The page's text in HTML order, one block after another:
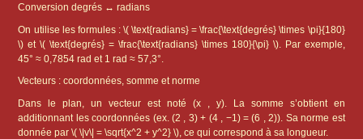
Conversion degrés ↔ radians
On utilise les formules : \( \text{radians} = \frac{\text{degrés} \times \pi}{180}
\) et \( \text{degrés} = \frac{\text{radians} \times 180}{\pi} \). Par exemple,
45° ≈ 0,7854 rad et 1 rad ≈ 57,3°.
Vecteurs : coordonnées, somme et norme
Dans le plan, un vecteur est noté (x , y). La somme s’obtient en
additionnant les coordonnées (ex. (2 , 3) + (4 , −1) = (6 , 2)). Sa norme est
donnée par \( \|v\| = \sqrt{x^2 + y^2} \), ce qui correspond à sa longueur.